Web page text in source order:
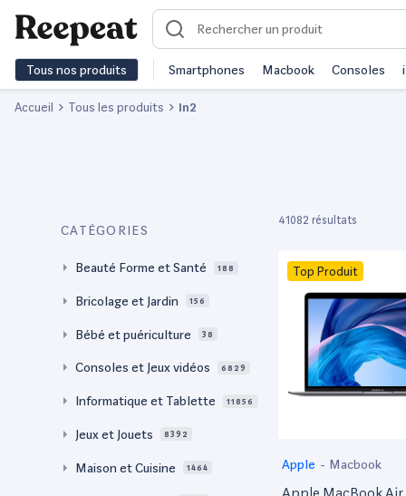
Tous nos produits Smartphones Macbook Consoles
Accueil Tous les produits In2
CATÉGORIES
Beauté Forme et Santé 188
Bricolage et Jardin 156
Bébé et puériculture 38
Consoles et Jeux vidéos 6829
Informatique et Tablette 11856
Jeux et Jouets 8392
Maison et Cuisine 1464
41082 résultats
Top Produit
Apple - Macbook
Apple MacBook Air